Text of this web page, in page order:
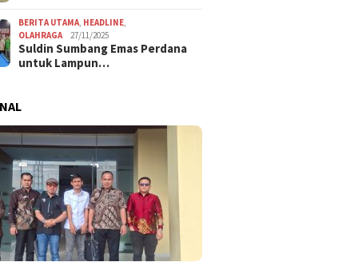
BERITA UTAMA HEADLINE
OLAHRAGA
27/11/2025
Suldin Sumbang Emas Perdana
untuk Lampun…